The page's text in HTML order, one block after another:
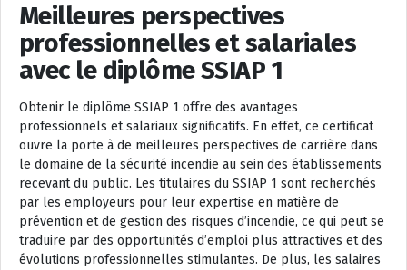
Meilleures perspectives
professionnelles et salariales
avec le diplôme SSIAP 1
Obtenir le diplôme SSIAP 1 offre des avantages
professionnels et salariaux significatifs. En effet, ce certificat
ouvre la porte à de meilleures perspectives de carrière dans
le domaine de la sécurité incendie au sein des établissements
recevant du public. Les titulaires du SSIAP 1 sont recherchés
par les employeurs pour leur expertise en matière de
prévention et de gestion des risques d’incendie, ce qui peut se
traduire par des opportunités d’emploi plus attractives et des
évolutions professionnelles stimulantes. De plus, les salaires